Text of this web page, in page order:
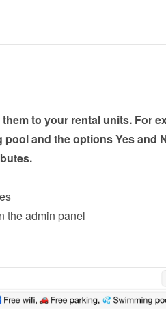
to your rental units. For
and the options Yes and
the admin panel